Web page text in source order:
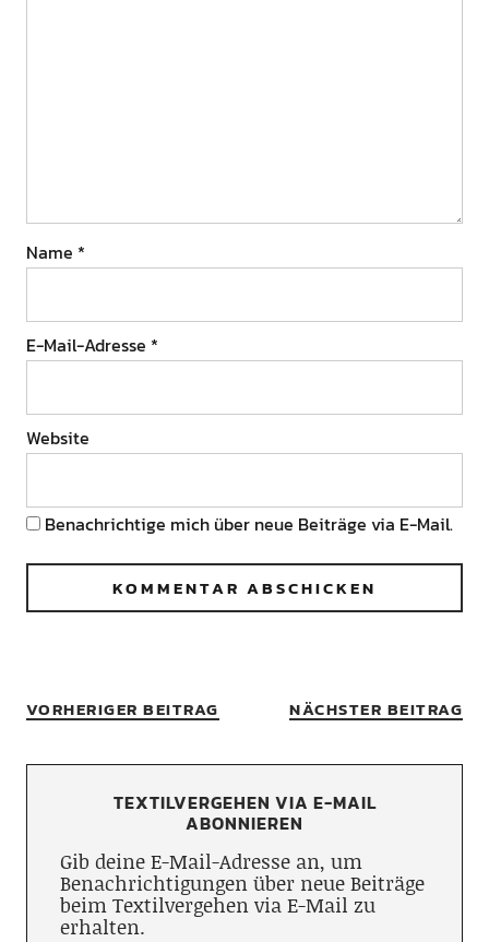
Name *
E-Mail-Adresse *
Website
Benachrichtige mich über neue Beiträge via E-Mail.
VORHERIGER BEITRAG NÄCHSTER BEITRAG
TEXTILVERGEHEN VIA E-MAIL
ABONNIEREN
Gib deine E-Mail-Adresse an, um
Benachrichtigungen über neue Beiträge
beim Textilvergehen via E-Mail zu
erhalten.